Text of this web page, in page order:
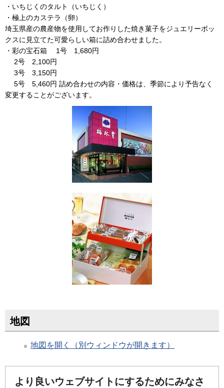
・いちじくのタルト（いちじく）
・極上のカステラ（卵）
埼玉県産の農産物を使用してお作りした焼き菓子をジュエリーボッ
クスに見立てた可愛らしい箱に詰め合わせました。
・彩の宝石箱 1号 1,680円
2号 2,100円
3号 3,150円
5号 5,460円 詰め合わせの内容・価格は、季節により予告なく
変更することがございます。
地図
地図を開く（別ウィンドウが開きます）
より良いウェブサイトにするためにみなさ